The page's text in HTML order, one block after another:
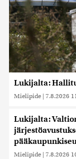
Lukijalta:
Mielipide | 7.8.2026
Lukijalta:
Mielipide | 7.8.2026